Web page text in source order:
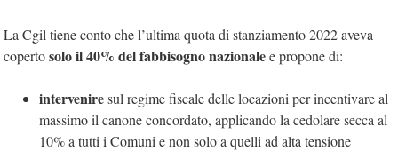
La Cgil tiene conto che l’ultima quota di stanziamento 2022 aveva
copertosolo il 40% del fabbisogno nazionalee propone di:
interveniresul regime fiscale delle locazioni per incentivare al
massimo il canone concordato, applicando la cedolare secca al
10% a tutti i Comuni e non solo a quelli ad alta tensione